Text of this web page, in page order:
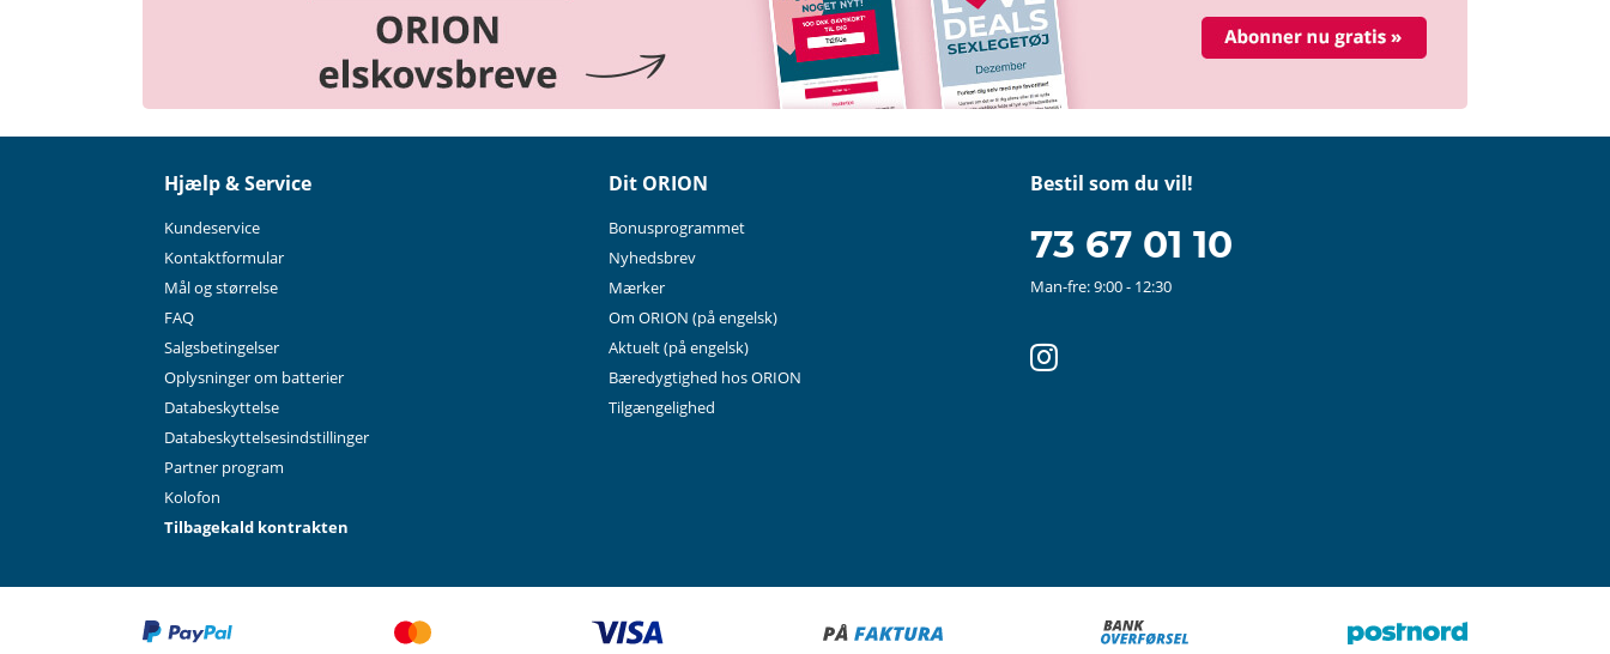
Hjælp & Service
Kundeservice
Kontaktformular
Mål og størrelse
FAQ
Salgsbetingelser
Oplysninger om batterier
Databeskyttelse
Databeskyttelsesindstillinger
Partner program
Kolofon
Tilbagekald kontrakten
Dit ORION
Bonusprogrammet
Nyhedsbrev
Mærker
Om ORION (på engelsk)
Aktuelt(på engelsk)
Bæredygtighed hos ORION
Tilgængelighed
Bestil som du vil!
73 67 01 10
Man-fre: 9:00 - 12:30
instagram